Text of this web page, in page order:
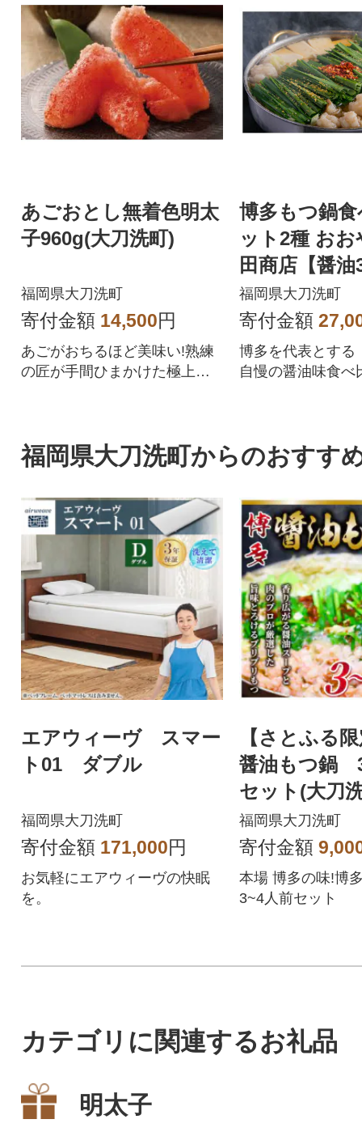
あごおとし無着色明太
子960g(大刀洗町)
福岡県大刀洗町
寄付金額 14,500円
あごがおちるほど美味い!熟練
の匠が手間ひまかけた極上辛
博多もつ鍋
ット2種 おおやま・上
田商店【醤油
(大刀洗町)
福岡県大刀洗町
寄付金額
博多を代表とする
自慢の醤油味食べ
福岡県大刀洗町からのおすす
エアウィーヴ スマー
ト01 ダブル
福岡県大刀洗町
寄付金額 171,000円
お気軽にエアウィーヴの快眠
を。
【さとふる
醤油もつ鍋
セット(大刀
福岡県大刀洗町
寄付金額
本場 博多の味!博
3~4人前セット
カテゴリに関連するお礼品
明太子